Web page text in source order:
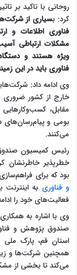
روحانی با تاکید بر
کرد: بسیاری از
فناوری اطلاعات و
مشکلات ارتباطی
ویژه هستند و
فناوری باید در این
وی ادامه داد:
خارج از کشور
مقابل،
بومی و پیام‌رسان‌های
می‌کنند.
رئیس کمیسیون
خطرپذیر خاطرنشان
بود که برای
و فناوری به اینترنت
فعالیت‌های خود را
وی با اشاره به
صندوق پژوهش و
استان قم، پارک
همچنین شرکت‌ها و
می‌کند تا بخشی از